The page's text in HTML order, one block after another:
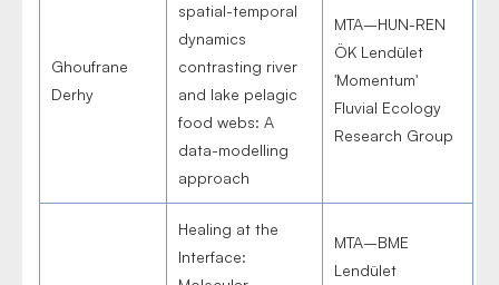
Ghoufrane
Derhy
spatial-temporal
dynamics
contrasting river
and lake pelagic
food webs: A
data-modelling
approach
MTA–HUN-REN
ÖK Lendület
'Momentum'
Fluvial Ecology
Research Group
Healing at the
Interface:
MTA–BME
Lendület